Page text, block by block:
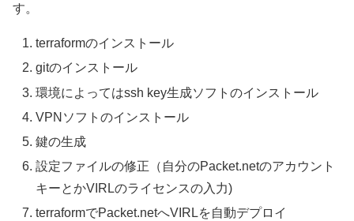
す。
terraformのインストール
gitのインストール
環境によってはssh key生成ソフトのインストール
VPNソフトのインストール
鍵の生成
設定ファイルの修正（自分のPacket.netのアカウント
キーとかVIRLのライセンスの入力)
terraformでPacket.netへVIRLを自動デプロイ